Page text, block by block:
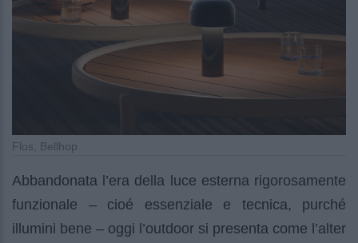
Flos, Bellhop
Abbandonata l’era della luce esterna rigorosamente
funzionale – cioé essenziale e tecnica, purché
illumini bene – oggi l’outdoor si presenta come l’alter